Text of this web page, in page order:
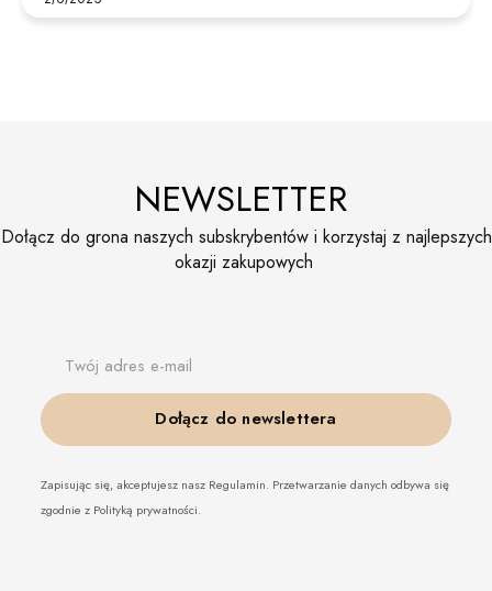
NEWSLETTER
Dołącz do grona naszych subskrybentów i korzystaj z najlepszych
okazji zakupowych
Twój adres e-mail
Dołącz do newslettera
Zapisując się, akceptujesz nasz Regulamin. Przetwarzanie danych odbywa się
zgodnie z Polityką prywatności.